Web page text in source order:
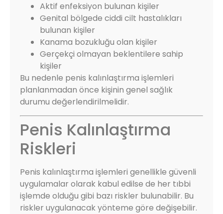
Aktif enfeksiyon bulunan kişiler
Genital bölgede ciddi cilt hastalıkları
bulunan kişiler
Kanama bozukluğu olan kişiler
Gerçekçi olmayan beklentilere sahip
kişiler
Bu nedenle penis kalınlaştırma işlemleri
planlanmadan önce kişinin genel sağlık
durumu değerlendirilmelidir.
Penis Kalınlaştırma
Riskleri
Penis kalınlaştırma işlemleri genellikle güvenli
uygulamalar olarak kabul edilse de her tıbbi
işlemde olduğu gibi bazı riskler bulunabilir. Bu
riskler uygulanacak yönteme göre değişebilir.